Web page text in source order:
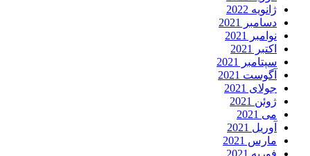
ژانویه 2022
دسامبر 2021
نوامبر 2021
اکتبر 2021
سپتامبر 2021
آگوست 2021
جولای 2021
ژوئن 2021
می 2021
آوریل 2021
مارس 2021
فوریه 2021